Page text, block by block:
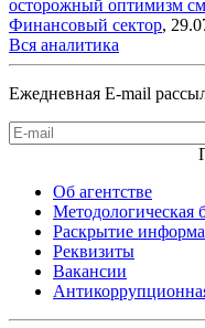
осторожный оптимизм
Финансовый сектор,
Вся аналитика
Ежедневная E-mail
Об агентстве
Методологическая
Раскрытие
Реквизиты
Вакансии